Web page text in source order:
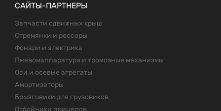
САЙТЫ-ПАРТНЕРЫ
Запчасти сдвижных крыш
Стремянки и рессоры
Фонари и электрика
Пневомаппаратура и тромозные механизмы
Оси и осевые агрегаты
Амортизаторы
Брызговики для грузовиков
Отбойники прицепов